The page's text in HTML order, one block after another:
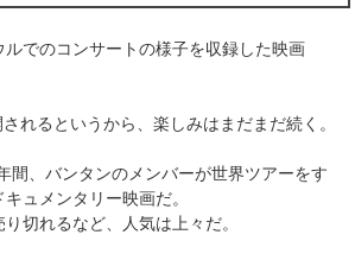
ルでのコンサートの様子を収録した映画
れるというから、楽しみはまだまだ続く。
間、バンタンのメンバーが世界ツアーをす
ュメンタリー映画だ。
切れるなど、人気は上々だ。